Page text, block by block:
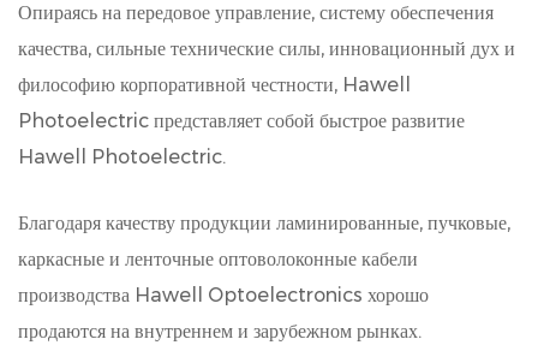
Опираясь на передовое управление, систему обеспечения
качества, сильные технические силы, инновационный дух и
философию корпоративной честности, Hawell
Photoelectric представляет собой быстрое развитие
Hawell Photoelectric.
Благодаря качеству продукции ламинированные, пучковые,
каркасные и ленточные оптоволоконные кабели
производства Hawell Optoelectronics хорошо
продаются на внутреннем и зарубежном рынках.